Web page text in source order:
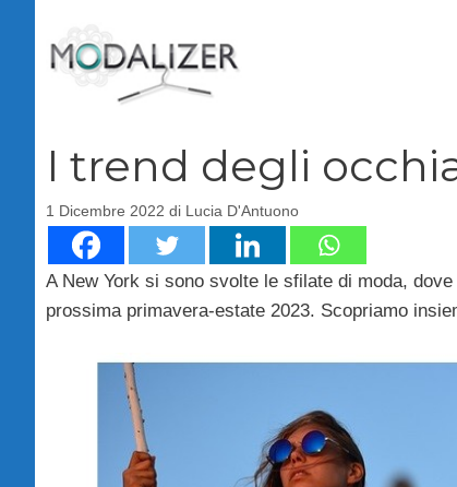
contenuto
I trend degli
1 Dicembre 2022 di Lucia D'Antuono
A New York si sono svolte le sfilate di moda,
prossima primavera-estate 2023. Scopriamo